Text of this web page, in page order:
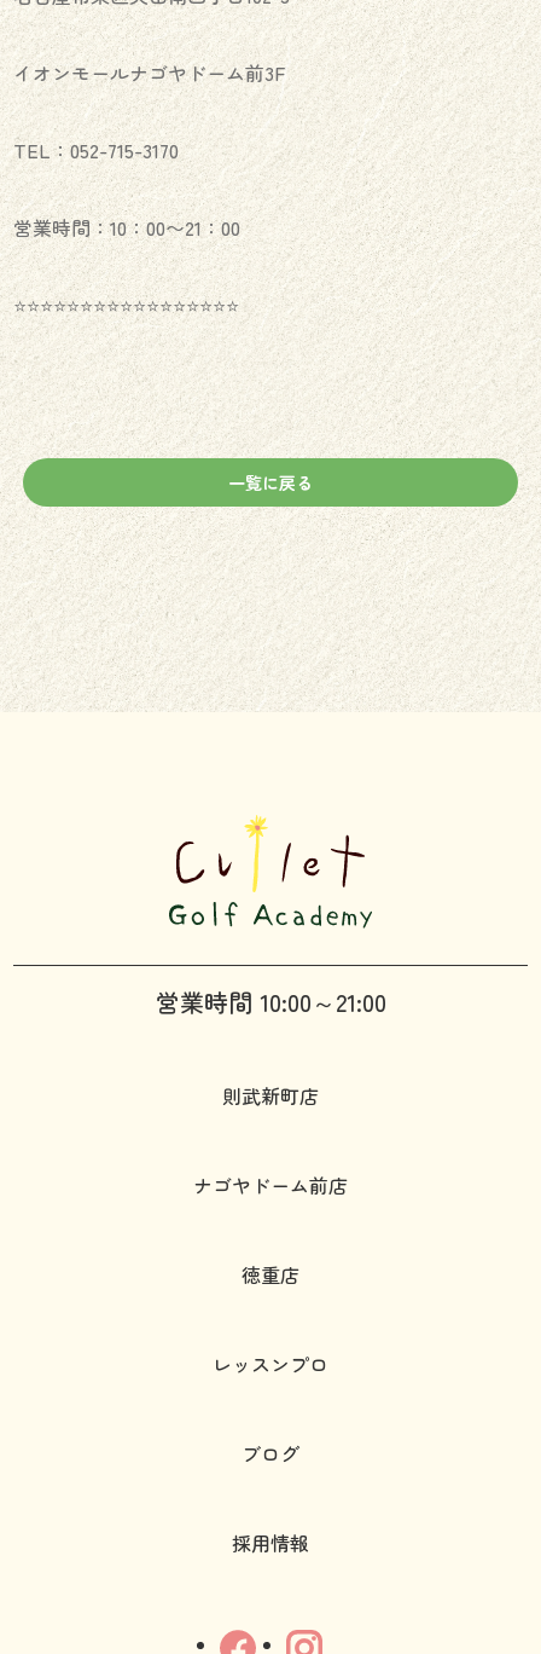
イオンモールナゴヤドーム前3F
TEL：052-715-3170
営業時間：10：00〜21：00
⭐️⭐️⭐️⭐️⭐️⭐️⭐️⭐️⭐️⭐️⭐️⭐️⭐️⭐️⭐️⭐️⭐️
一覧に戻る
営業時間 10:00～21:00
則武新町店
ナゴヤドーム前店
徳重店
レッスンプロ
ブログ
採用情報